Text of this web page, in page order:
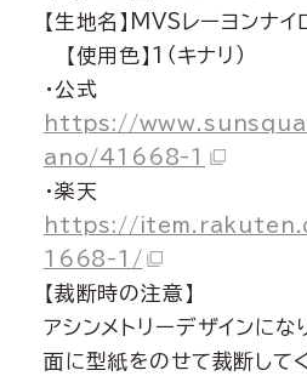
【生地名】MVSレーヨンナ
【使用色】1（キナリ）
・公式
https://
ano/41668-1
・楽天
https://
1668-1/
【裁断時の注意】
アシンメトリーデザインに
面に型紙をのせて裁断して